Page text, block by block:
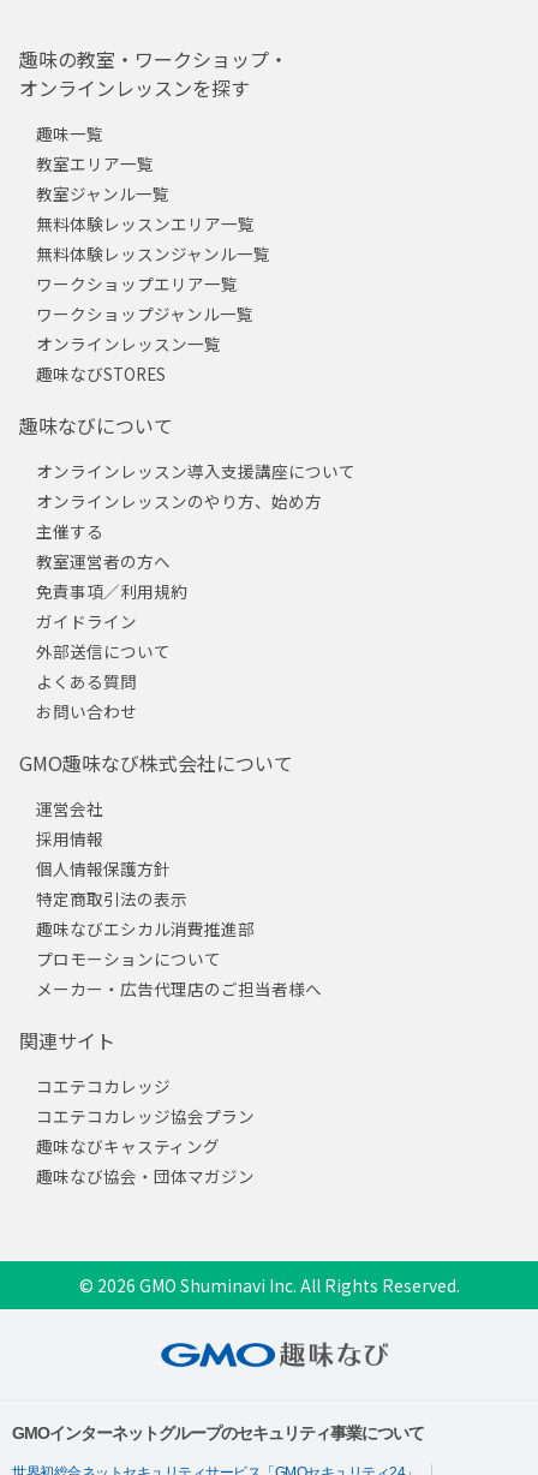
趣味の教室・ワークショップ・
オンラインレッスンを探す
趣味一覧
教室エリア一覧
教室ジャンル一覧
無料体験レッスンエリア一覧
無料体験レッスンジャンル一覧
ワークショップエリア一覧
ワークショップジャンル一覧
オンラインレッスン一覧
趣味なびSTORES
趣味なびについて
オンラインレッスン導入支援講座について
オンラインレッスンのやり方、始め方
主催する
教室運営者の方へ
免責事項／利用規約
ガイドライン
外部送信について
よくある質問
お問い合わせ
GMO趣味なび株式会社について
運営会社
採用情報
個人情報保護方針
特定商取引法の表示
趣味なびエシカル消費推進部
プロモーションについて
メーカー・広告代理店のご担当者様へ
関連サイト
コエテコカレッジ
コエテコカレッジ協会プラン
趣味なびキャスティング
趣味なび協会・団体マガジン
© 2026 GMO Shuminavi Inc. All Rights Reserved.